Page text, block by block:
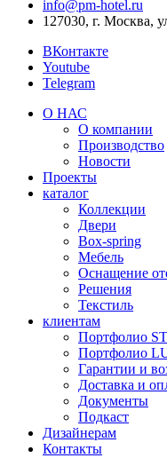
info@pm-hotel.ru
127030, г. Москва,
ВКонтакте
Youtube
Telegram
О НАС
О компании
Производство
Новости
Проекты
каталог
Коллекции
Двери
Box-spring
Мебель
Оснащение
Решения
Текстиль
клиентам
Портфолио
Портфолио
Гарантии и
Доставка и
Документы
Подкаст
Дизайнерам
Контакты